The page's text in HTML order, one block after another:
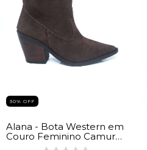
30% OFF
Alana - Bota Western em
Couro Feminino Camurça